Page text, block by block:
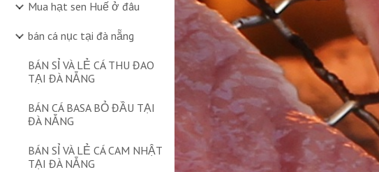
Mua hạt sen Huế ở đâu
bán cá nục tại đà nẵng
BÁN SỈ VÀ LẺ CÁ THU ĐAO
TẠI ĐÀ NẴNG
BÁN CÁ BASA BỎ ĐẦU TẠI
ĐÀ NẴNG
BÁN SỈ VÀ LẺ CÁ CAM NHẬT
TẠI ĐÀ NẴNG